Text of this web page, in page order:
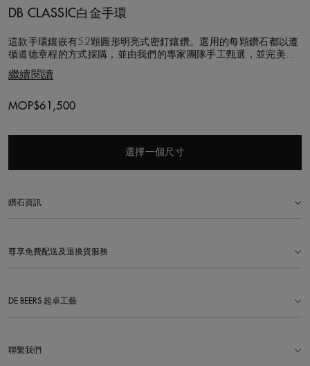
DB CLASSIC白金手環
這款手環鑲嵌有52顆圓形明亮式密釘鑲鑽。選用的每顆鑽石都以遵
循道德章程的方式採購，並由我們的專家團隊手工甄選，並完美匹
適的橢圓形設計，以18K白金製成，寬度2公釐，不論單獨佩戴或與
式尤其突顯活潑
繼續閱讀
Original price
MOP$61,500
選擇一個尺寸
鑽石資訊
尊享免費配送及退換貨服務
DE BEERS 超卓工藝
聯繫我們